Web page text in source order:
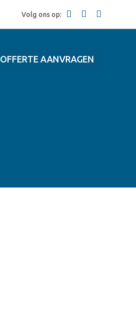
Volg ons op:
OFFERTE AANVRAGEN